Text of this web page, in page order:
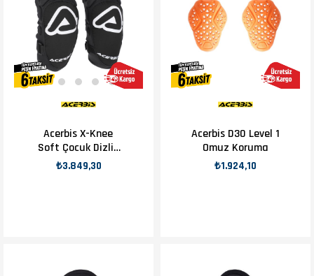
Acerbis X-Knee
Soft Çocuk Dizlik
Siyah
₺3.849,30
Acerbis D30 Level 1
Omuz Koruma
₺1.924,10